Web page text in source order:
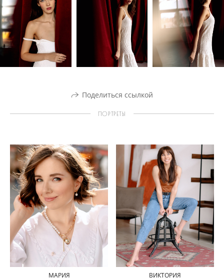
Поделиться ссылкой
ПОРТРЕТЫ
МАРИЯ ВИКТОРИЯ